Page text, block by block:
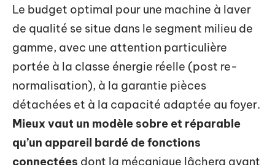
Le budget optimal pour une machine à laver
de qualité se situe dans le segment milieu de
gamme, avec une attention particulière
portée à la classe énergie réelle (post re-
normalisation), à la garantie pièces
détachées et à la capacité adaptée au foyer.
Mieux vaut un modèle sobre et réparable
qu’un appareil bardé de fonctions
connectées dont la mécanique lâchera avant